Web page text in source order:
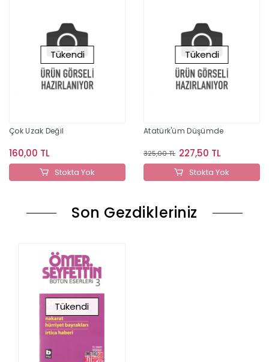
Tükendi
Çok Uzak Değil
160,00 TL
Stokta Yok
Tükendi
Atatürk'üm Düşümde
325,00 TL 227,50 TL
Stokta Yok
Son Gezdikleriniz
Tükendi